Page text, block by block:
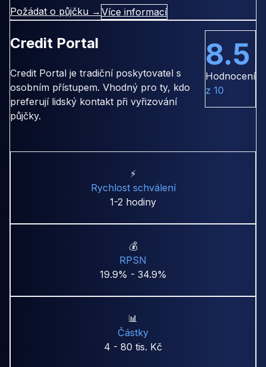
Požádat o půjčku → Více informací
Credit Portal
Credit Portal je tradiční poskytovatel s
osobním přístupem. Vhodný pro ty, kdo
preferují lidský kontakt při vyřizování
půjčky.
8.5
Hodnocení
z 10
⚡
Rychlost schválení
1-2 hodiny
💰
RPSN
19.9% - 34.9%
📊
Částky
4 - 80 tis. Kč